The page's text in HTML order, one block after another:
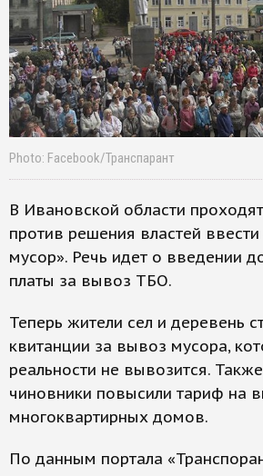
Photo: Facebook/Транспарант
В Ивановской области
против решения властей ввести
мусор». Речь идет о введении
платы за вывоз ТБО.
Теперь жители сел и деревень
квитанции за вывоз мусора,
реальности не вывозится.
чиновники повысили тариф на
многоквартирных домов.
По данным портала